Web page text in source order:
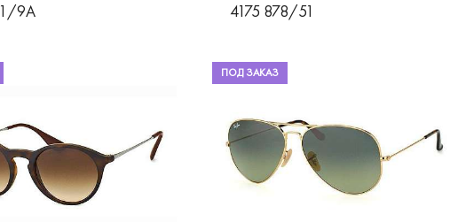
9A
4175 878/51
ПОД ЗАКАЗ